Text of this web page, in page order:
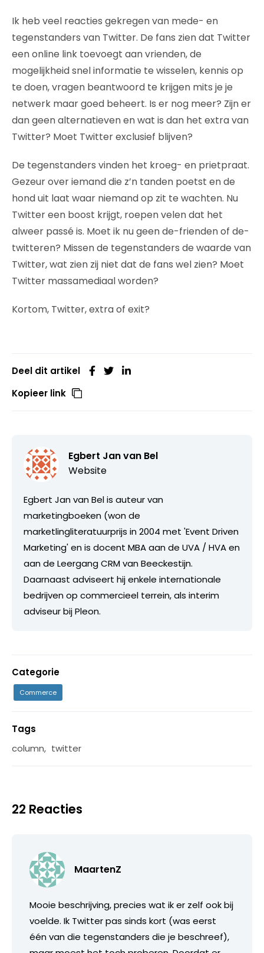
Ik heb veel reacties gekregen van mede- en
tegenstanders van Twitter. De fans zien dat Twitter
een online link toevoegt aan vrienden, de
mogelijkheid snel informatie te wisselen, kennis op
te doen, vragen beantwoord te krijgen mits je je
netwerk maar goed beheert. Is er nog meer? Zijn er
dan geen alternatieven en wat is dan het extra van
Twitter? Moet Twitter exclusief blijven?
De tegenstanders vinden het kroeg- en prietpraat.
Gezeur over iemand die z’n tanden poetst en de
hond uit laat waar niemand op zit te wachten. Nu
Twitter een boost krijgt, roepen velen dat het
alweer passé is. Moet ik nu geen de-frienden of de-
twitteren? Missen de tegenstanders de waarde van
Twitter, wat zien zij niet dat de fans wel zien? Moet
Twitter massamediaal worden?
Kortom, Twitter, extra of exit?
Deel dit artikel
Kopieer link
Egbert Jan van Bel
Website
Egbert Jan van Bel is auteur van
marketingboeken (won de
marketlingliteratuurprijs in 2004 met 'Event Driven
Marketing' en is docent MBA aan de UVA / HVA en
aan de Leergang CRM van Beeckestijn.
Daarnaast adviseert hij enkele internationale
bedrijven op commercieel terrein, als interim
adviseur bij Pleon.
Categorie
Commerce
Tags
column, twitter
22 Reacties
MaartenZ
Mooie beschrijving, precies wat ik er zelf ook bij
voelde. Ik Twitter pas sinds kort (was eerst
één van die tegenstanders die je beschreef),